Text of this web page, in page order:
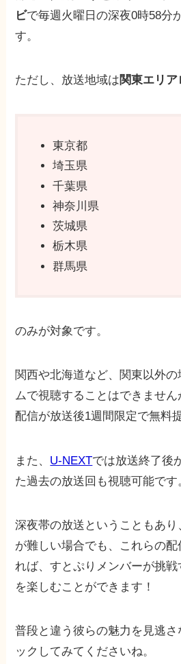
ビで毎週火曜日の深夜0時58分
す。
ただし、放送地域は関東エリ
東京都
埼玉県
千葉県
神奈川県
茨城県
栃木県
群馬県
のみが対象です。
関西や北海道など、関東以外
ムで視聴することはできません
配信が放送後1週間限定で無料
また、 U-NEXTでは放送終了後
た過去の放送回も視聴可能です
深夜帯の放送ということもあ
が難しい場合でも、これらの
れば、すとぷりメンバーが挑
を楽しむことができます！
普段と違う彼らの魅力を見逃さ
ックしてみてくださいね。